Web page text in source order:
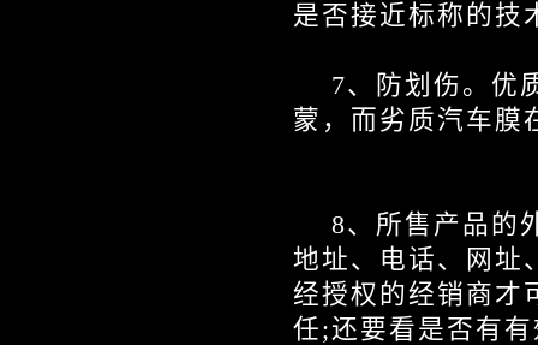
是否接近标称的技
7、防划伤。优
蒙，而劣质汽车膜
8、所售产品的
地址、电话、网址
经授权的经销商才
任;还要看是否有